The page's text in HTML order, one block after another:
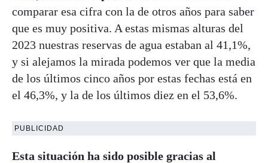
comparar esa cifra con la de otros años para saber
que es muy positiva. A estas mismas alturas del
2023 nuestras reservas de agua estaban al 41,1%,
y si alejamos la mirada podemos ver que la media
de los últimos cinco años por estas fechas está en
el 46,3%, y la de los últimos diez en el 53,6%.
PUBLICIDAD
Esta situación ha sido posible gracias al